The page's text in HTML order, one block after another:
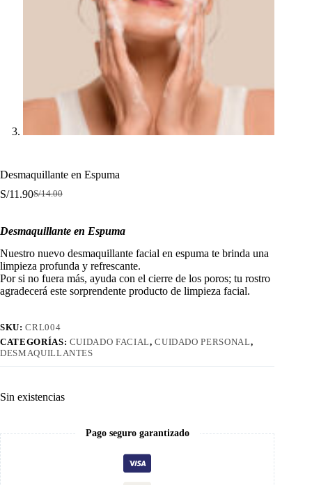
Desmaquillante en Espuma
S/14.00
El
era:
S/14.00.
S/11.90El
es:
S/11.90.
Desmaquillante en Espuma
Nuestro nuevo desmaquillante facial en espuma te brinda una
limpieza profunda y refrescante.
Por si no fuera más, ayuda con el cierre de los poros; tu rostro
agradecerá este sorprendente producto de limpieza facial.
SKU:CRL004
CATEGORÍAS: CUIDADO FACIAL,CUIDADO PERSONAL,
DESMAQUILLANTES
Sin existencias
Pago seguro garantizado